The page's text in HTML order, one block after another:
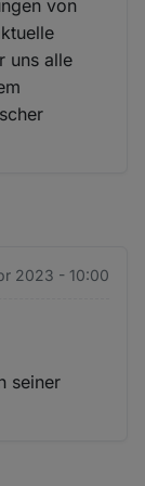
von
uns alle
2023 - 10:00
seiner